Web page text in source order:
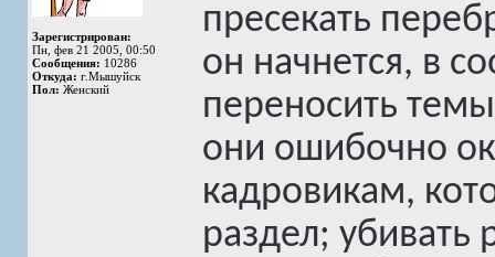
Зарегистрирован:
Пн, фев 21 2005, 00:50
Сообщения: 10286
Откуда: г.Мышуйск
Пол: Женский
пресекать
он начнется, в
переносить
они ошибочно
кадровикам,
раздел;